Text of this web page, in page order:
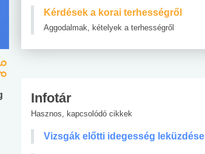
Kérdések a korai terhességről
Aggodalmak, kételyek a terhességről
Infotár
Hasznos, kapcsolódó cikkek
Vizsgák előtti idegesség leküzdése